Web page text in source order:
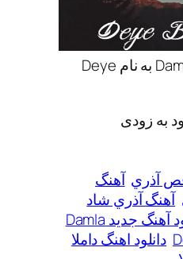
جدید Damla به نام Deye
به زودی
آذري آهنگ
آهنگ آذري شاد
دانلود آهنگ جدید Damla
دانلود اهنگ داملا